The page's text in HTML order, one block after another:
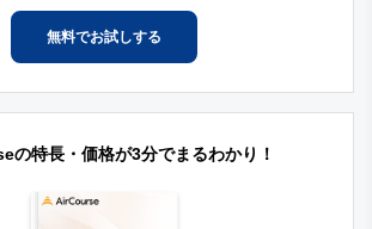
無料でお試しする
の特長・価格が3分でまるわかり！